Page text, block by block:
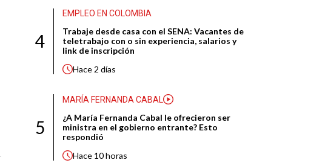
4
EMPLEO EN COLOMBIA
Trabaje desde casa con el SENA: Vacantes de
teletrabajo con o sin experiencia, salarios y
link de inscripción
Hace2 días
5
MARÍA FERNANDA CABAL
¿A María Fernanda Cabal le ofrecieron ser
ministra en el gobierno entrante? Esto
respondió
Hace 10 horas